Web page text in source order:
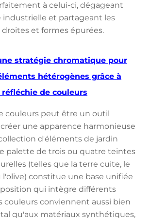
à celui-ci, dégageant
industrielle et partageant les
et formes épurées.
stratégie chromatique pour
hétérogènes grâce à
de couleurs
couleurs peut être un outil
une apparence harmonieuse
d'éléments de jardin
palette de trois ou quatre teintes
(telles que la terre cuite, le
l'olive) constitue une base unifiée
qui intègre différents
couleurs conviennent aussi bien
qu'aux matériaux synthétiques,